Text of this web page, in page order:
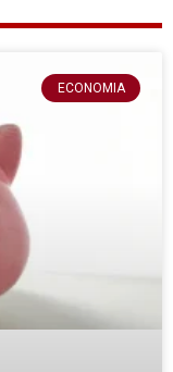
ECONOMIA